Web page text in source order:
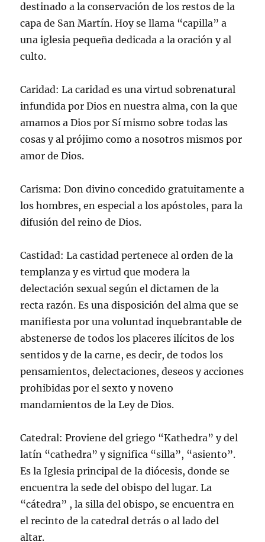
destinado a la conservación de los restos de la
capa de San Martín. Hoy se llama “capilla” a
una iglesia pequeña dedicada a la oración y al
culto.
Caridad: La caridad es una virtud sobrenatural
infundida por Dios en nuestra alma, con la que
amamos a Dios por Sí mismo sobre todas las
cosas y al prójimo como a nosotros mismos por
amor de Dios.
Carisma: Don divino concedido gratuitamente a
los hombres, en especial a los apóstoles, para la
difusión del reino de Dios.
Castidad: La castidad pertenece al orden de la
templanza y es virtud que modera la
delectación sexual según el dictamen de la
recta razón. Es una disposición del alma que se
manifiesta por una voluntad inquebrantable de
abstenerse de todos los placeres ilícitos de los
sentidos y de la carne, es decir, de todos los
pensamientos, delectaciones, deseos y acciones
prohibidas por el sexto y noveno
mandamientos de la Ley de Dios.
Catedral: Proviene del griego “Kathedra” y del
latín “cathedra” y significa “silla”, “asiento”.
Es la Iglesia principal de la diócesis, donde se
encuentra la sede del obispo del lugar. La
“cátedra” , la silla del obispo, se encuentra en
el recinto de la catedral detrás o al lado del
altar.